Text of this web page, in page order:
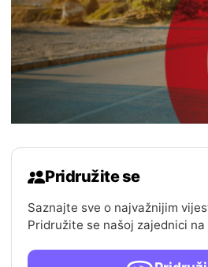
Pridružite se
Saznajte sve o najvažnijim
Pridružite se našoj zajednici na